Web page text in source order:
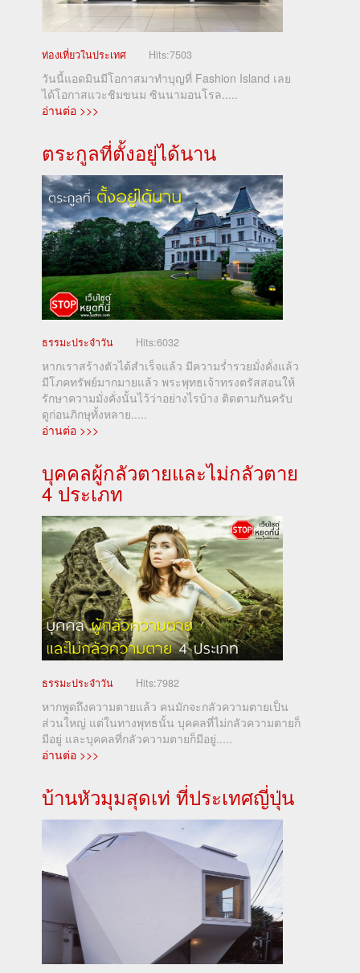
ท่องเที่ยวในประเทศ Hits:7503
วันนี้แอดมินมีโอกาสมาทำบุญที่ Fashion Island เลย
ได้โอกาสแวะชิมขนม ซินนามอนโรล.....
อ่านต่อ >>>
ตระกูลที่ตั้งอยู่ได้นาน
ธรรมะประจำวัน Hits:6032
หากเราสร้างตัวได้สำเร็จแล้ว มีความร่ำรวยมั่งคั่งแล้ว
มีโภคทรัพย์มากมายแล้ว พระพุทธเจ้าทรงตรัสสอนให้
รักษาความมั่งคั่งนั้นไว้ว่าอย่างไรบ้าง ติดตามกันครับ
ดูก่อนภิกษุทั้งหลาย.....
อ่านต่อ >>>
บุคคลผู้กลัวตายและไม่กลัวตาย
4 ประเภท
ธรรมะประจำวัน Hits:7982
หากพูดถึงความตายแล้ว คนมักจะกลัวความตายเป็น
ส่วนใหญ่ แต่ในทางพุทธนั้น บุคคลที่ไม่กลัวความตายก็
มีอยู่ และบุคคลที่กลัวความตายก็มีอยู่.....
อ่านต่อ >>>
บ้านหัวมุมสุดเท่ ที่ประเทศญี่ปุ่น